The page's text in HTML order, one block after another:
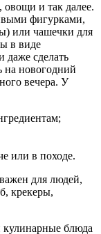
и так далее.
фигурками,
или чашечки для
в виде
даже сделать
на новогодний
вечера. У
или в походе.
для людей,
крекеры,
блюда